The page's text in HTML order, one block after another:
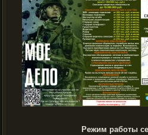
Режим работы